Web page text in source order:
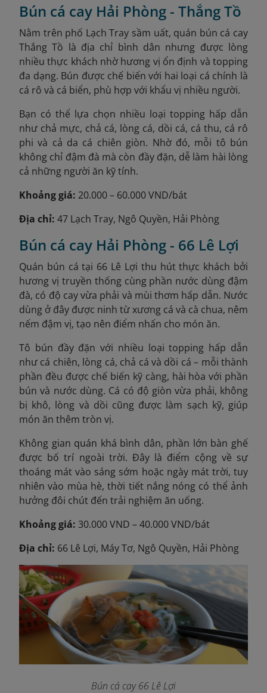
Bún cá cay Hải Phòng - Thắng Tồ
Nằm trên phố Lạch Tray sầm uất, quán bún cá cay
Thắng Tồ là địa chỉ bình dân nhưng được lòng
nhiều thực khách nhờ hương vị ổn định và topping
đa dạng. Bún được chế biến với hai loại cá chính là
cá rô và cá biển, phù hợp với khẩu vị nhiều người.
Bạn có thể lựa chọn nhiều loại topping hấp dẫn
như chả mực, chả cá, lòng cá, dồi cá, cá thu, cá rô
phi và cả da cá chiên giòn. Nhờ đó, mỗi tô bún
không chỉ đậm đà mà còn đầy đặn, dễ làm hài lòng
cả những người ăn kỹ tính.
Khoảng giá: 20.000 – 60.000 VND/bát
Địa chỉ: 47 Lạch Tray, Ngô Quyền, Hải Phòng
Bún cá cay Hải Phòng - 66 Lê Lợi
Quán bún cá tại 66 Lê Lợi thu hút thực khách bởi
hương vị truyền thống cùng phần nước dùng đậm
đà, có độ cay vừa phải và mùi thơm hấp dẫn. Nước
dùng ở đây được ninh từ xương cá và cà chua, nêm
nếm đậm vị, tạo nên điểm nhấn cho món ăn.
Tô bún đầy đặn với nhiều loại topping hấp dẫn
như cá chiên, lòng cá, chả cá và dồi cá – mỗi thành
phần đều được chế biến kỹ càng, hài hòa với phần
bún và nước dùng. Cá có độ giòn vừa phải, không
bị khô, lòng và dồi cũng được làm sạch kỹ, giúp
món ăn thêm tròn vị.
Không gian quán khá bình dân, phần lớn bàn ghế
được bố trí ngoài trời. Đây là điểm cộng về sự
thoáng mát vào sáng sớm hoặc ngày mát trời, tuy
nhiên vào mùa hè, thời tiết nắng nóng có thể ảnh
hưởng đôi chút đến trải nghiệm ăn uống.
Khoảng giá: 30.000 VND – 40.000 VND/bát
Địa chỉ: 66 Lê Lợi, Máy Tơ, Ngô Quyền, Hải Phòng
Bún cá cay 66 Lê Lợi